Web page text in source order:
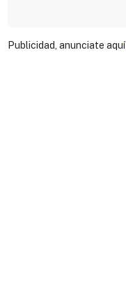
Publicidad, anunciate aquí